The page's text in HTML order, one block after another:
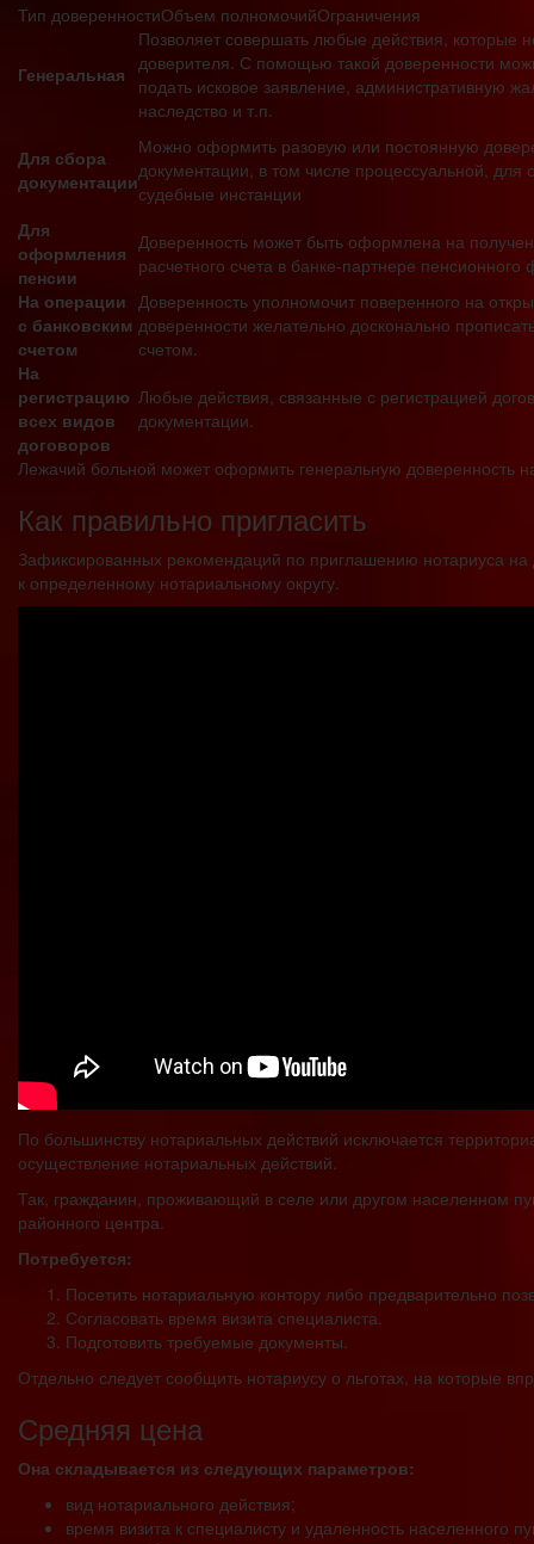
Тип доверенностиОбъем полномочийОграничения
Генеральная
Позволяет совершать любые действия, которые
доверителя. С помощью такой доверенности
подать исковое заявление, административную
наследство и т.п.
Для сбора
документации
Можно оформить разовую или постоянную
документации, в том числе процессуальной,
судебные инстанции
Для
оформления
пенсии
Доверенность может быть оформлена на
расчетного счета в банке-партнере пенсионного
На операции
с банковским
счетом
Доверенность уполномочит поверенного на
доверенности желательно досконально
счетом.
На
регистрацию
всех видов
договоров
Любые действия, связанные с регистрацией
документации.
Лежачий больной может оформить генеральную доверенность
Как правильно пригласить
Зафиксированных рекомендаций по приглашению нотариуса
к определенному нотариальному округу.
По большинству нотариальных действий исключается
осуществление нотариальных действий.
Так, гражданин, проживающий в селе или другом населенном
районного центра.
Потребуется:
Посетить нотариальную контору либо предварительно
Согласовать время визита специалиста.
Подготовить требуемые документы.
Отдельно следует сообщить нотариусу о льготах, на которые
Средняя цена
Она складывается из следующих параметров:
вид нотариального действия;
время визита к специалисту и удаленность населенного